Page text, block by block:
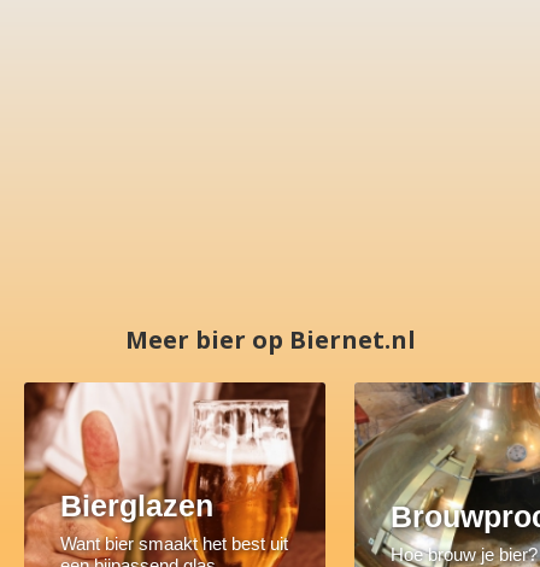
Meer bier op Biernet.nl
Bierglazen
Want bier smaakt het best uit
Hoe brouw je bier?